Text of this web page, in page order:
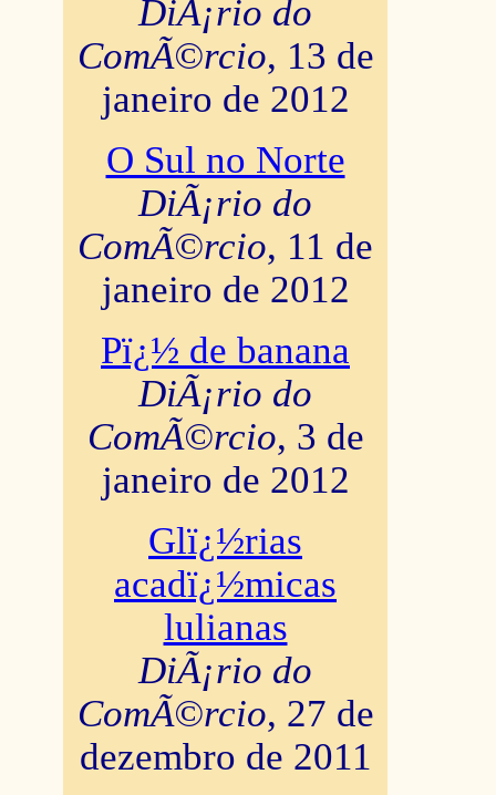
DiÃ¡rio do
ComÃ©rcio, 13 de
janeiro de 2012
O Sul no Norte
DiÃ¡rio do
ComÃ©rcio, 11 de
janeiro de 2012
Pï¿½ de banana
DiÃ¡rio do
ComÃ©rcio, 3 de
janeiro de 2012
Glï¿½rias
acadï¿½micas
lulianas
DiÃ¡rio do
ComÃ©rcio, 27 de
dezembro de 2011